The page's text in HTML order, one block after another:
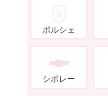
ポルシェ
シボレー